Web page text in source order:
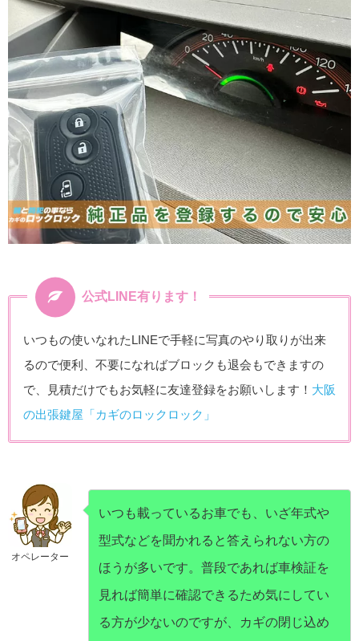
公式LINE有ります！
いつもの使いなれたLINEで手軽に写真のやり取りが出来
るので便利、不要になればブロックも退会もできますの
で、見積だけでもお気軽に友達登録をお願いします！ 大阪
の出張鍵屋「カギのロックロック」
オペレーター
いつも載っているお車でも、いざ年式や
型式などを聞かれると答えられない方の
ほうが多いです。普段であれば車検証を
見れば簡単に確認できるため気にしてい
る方が少ないのですが、カギの閉じ込め